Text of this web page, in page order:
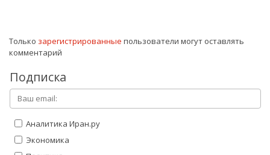
Только зарегистрированные пользователи могут оставлять
комментарий
Подписка
Аналитика Иран.ру
Экономика